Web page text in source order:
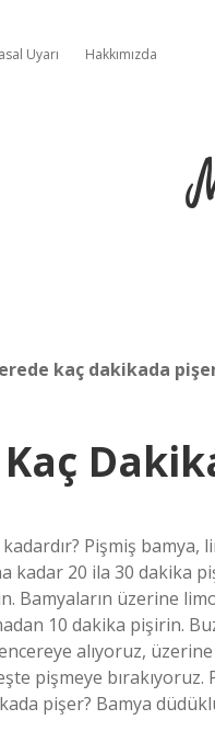
Uyarı Hakkımızda
kaç dakikada
Pişmiş
kadar 20 ila 30 dakika
Bamyaların üzerine
10 dakika pişirin.
alıyoruz,
pişmeye
pişer? Bamya